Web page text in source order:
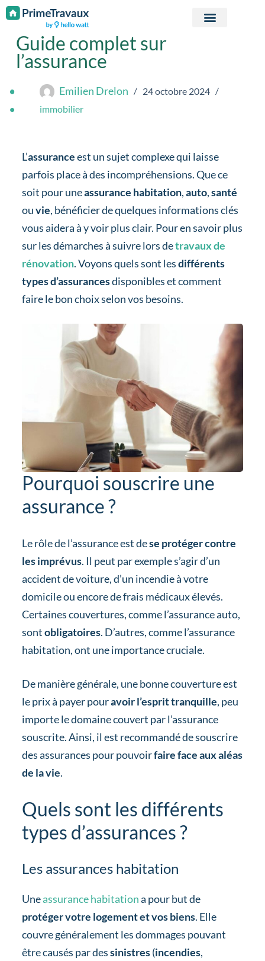
Passer au contenu
Guide complet sur
l’assurance
Emilien Drelon
24 octobre 2024
immobilier
L’assuranceest un sujet complexe qui laisse
parfois place à des incompréhensions. Que ce
soit pour uneassurance habitation,auto,santé
ouvie, bénéficier de quelques informations clés
vous aidera à y voir plus clair. Pour en savoir plus
sur les démarches à suivre lors detravaux de
rénovation. Voyons quels sont lesdifférents
types d’assurancesdisponibles et comment
faire le bon choix selon vos besoins.
Pourquoi souscrire une
assurance ?
Le rôle de l’assurance est dese protéger contre
les imprévus. Il peut par exemple s’agir d’un
accident de voiture, d’un incendie à votre
domicile ou encore de frais médicaux élevés.
Certaines couvertures, comme l’assurance auto,
sontobligatoires. D’autres, comme l’assurance
habitation, ont une importance cruciale.
De manière générale, une bonne couverture est
le prix à payer pouravoir l’esprit tranquille, peu
importe le domaine couvert par l’assurance
souscrite. Ainsi, il est recommandé de souscrire
des assurances pour pouvoirfaire face aux aléas
de la vie.
Quels sont les différents
types d’assurances ?
Les assurances habitation
Uneassurance habitationa pour but de
protéger votre logement et vos biens. Elle
couvre généralement les dommages pouvant
être causés par dessinistres(incendies,